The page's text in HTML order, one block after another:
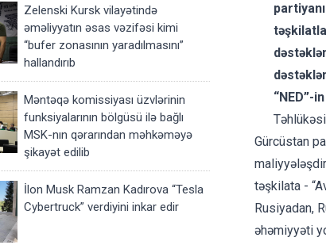
Zelenski Kursk vilayətində
əməliyyatın əsas vəzifəsi kimi
“bufer zonasının yaradılmasını”
hallandırıb
Məntəqə komissiyası üzvlərinin
funksiyalarının bölgüsü ilə bağlı
MSK-nın qərarından məhkəməyə
şikayət edilib
İlon Musk Ramzan Kadırova “Tesla
Cybertruck” verdiyini inkar edir
“NED”-
Gürcüstan
təşkilata -
Rusiyadan,
əhəmiyyəti